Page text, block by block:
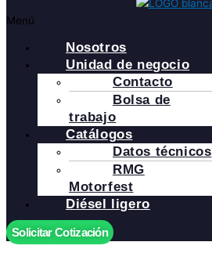
Menú
Nosotros
Unidad de negocio
Contacto
Bolsa de
trabajo
Catálogos
Datos técnicos
RMG
Motorfest
Diésel ligero
Solicitar Cotización